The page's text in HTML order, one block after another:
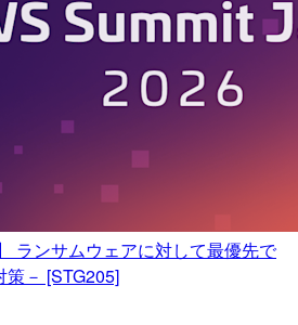
ランサムウェアに対して最優先で
策－ [STG205]